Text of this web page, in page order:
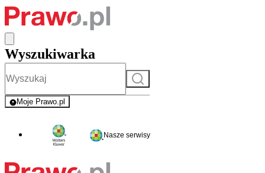
Wyszukiwarka
Szukaj
Moje Prawo.pl
- rejestracja i logowanie do serwisu
Nasze serwisy